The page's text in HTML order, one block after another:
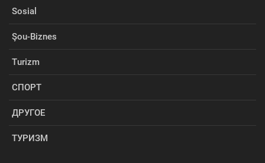
Sosial
Şou-Biznes
Turizm
СПОРТ
ДРУГОЕ
ТУРИЗМ